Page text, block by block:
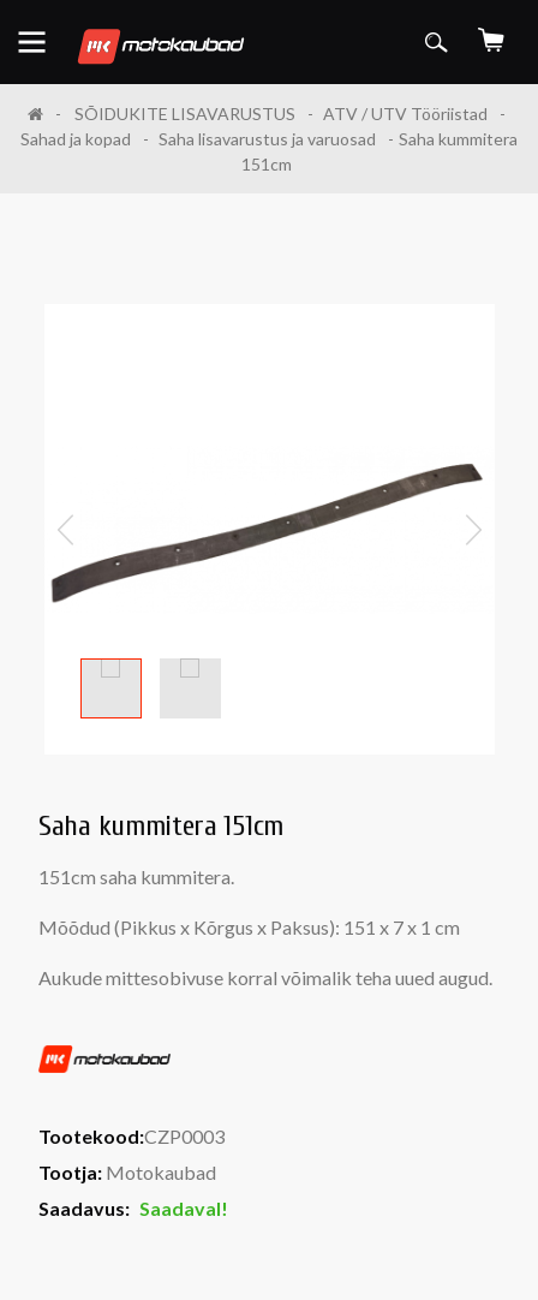
SÕIDUKITE LISAVARUSTUS
ATV / UTV Tööriistad
Sahad ja kopad
Saha lisavarustus ja varuosad
Saha kummitera
151cm
Saha kummitera 151cm
151cm saha kummitera.
Mõõdud (Pikkus x Kõrgus x Paksus): 151 x 7 x 1 cm
Aukude mittesobivuse korral võimalik teha uued augud.
Tootekood:CZP0003
Tootja: Motokaubad
Saadavus: Saadaval!